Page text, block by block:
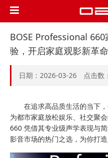
BOSE Professional
验，开启家庭观影新革命
日期：2026-03-26 点击数：
在追求高品质生活的当下，
为都市家庭放松娱乐、社交聚
660 凭借其专业级声学表现与
影音市场的热门之选，为你打